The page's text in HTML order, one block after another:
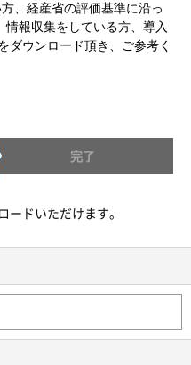
、経産省の評価基準に沿っ
報収集をしている方、導入
ダウンロード頂き、ご参考く
完了
ードいただけます。